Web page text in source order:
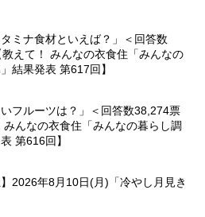
タミナ食材といえば？」＜回答数
えて！ みんなの衣食住「みんなの
結果発表 第617回】
いフルーツは？」＜回答数38,274票
みんなの衣食住「みんなの暮らし調
第616回】
】2026年8月10日(月)「冷やし月見き